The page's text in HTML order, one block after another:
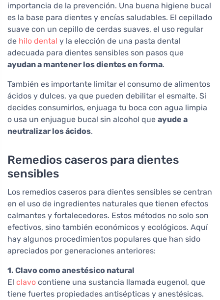
importancia de la prevención. Una buena higiene bucal
es la base para dientes y encías saludables. El cepillado
suave con un cepillo de cerdas suaves, el uso regular
de hilo dental y la elección de una pasta dental
adecuada para dientes sensibles son pasos que
ayudan a mantener los dientes en forma.
También es importante limitar el consumo de alimentos
ácidos y dulces, ya que pueden debilitar el esmalte. Si
decides consumirlos, enjuaga tu boca con agua limpia
o usa un enjuague bucal sin alcohol que ayude a
neutralizar los ácidos.
Remedios caseros para dientes
sensibles
Los remedios caseros para dientes sensibles se centran
en el uso de ingredientes naturales que tienen efectos
calmantes y fortalecedores. Estos métodos no solo son
efectivos, sino también económicos y ecológicos. Aquí
hay algunos procedimientos populares que han sido
apreciados por generaciones anteriores:
1. Clavo como anestésico natural
El clavo contiene una sustancia llamada eugenol, que
tiene fuertes propiedades antisépticas y anestésicas.